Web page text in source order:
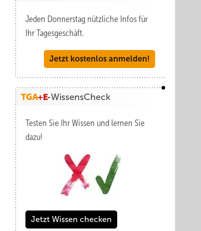
Jeden Donnerstag nützliche Infos für
Ihr Tagesgeschäft.
Jetzt kostenlos anmelden!
WissensCheck
Testen Sie Ihr Wissen und lernen Sie
dazu!
Jetzt Wissen checken